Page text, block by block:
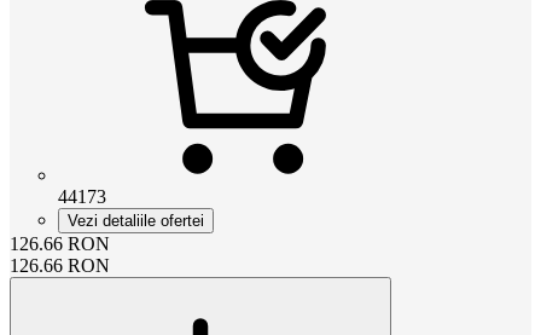
44173
Vezi detaliile ofertei
126.66 RON
126.66 RON